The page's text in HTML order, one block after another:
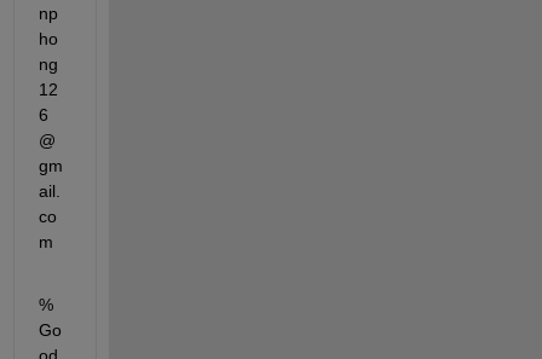
np
ho
ng
12
6
@
gm
ail.
co
m
%
Go